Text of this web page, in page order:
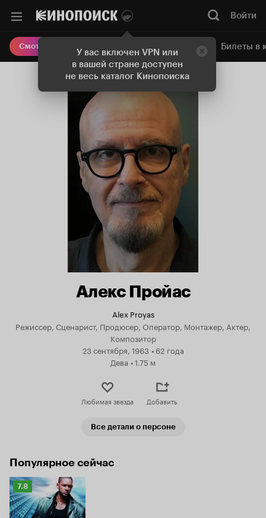
У вас включен VPN или
в вашей стране доступен
не весь каталог Кинопоиска
Войти
Смотреть кино Онлайн-кинотеатр Билеты в
Алекс Пройас
Alex Proyas
Режиссер, Сценарист, Продюсер, Оператор, Монтажер, Актер,
Композитор
23 сентября, 1963 • 62 года
Дева •1.75 м
Любимая звезда Добавить
Все детали о персоне
Популярное сейчас
Рейтинг
Кинопоиска
7.8
7.8